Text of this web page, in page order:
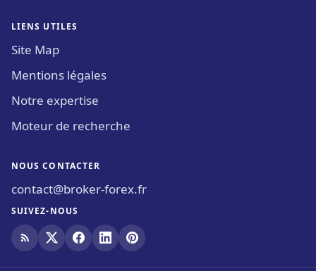
LIENS UTILES
Site Map
Mentions légales
Notre expertise
Moteur de recherche
NOUS CONTACTER
contact@broker-forex.fr
SUIVEZ-NOUS